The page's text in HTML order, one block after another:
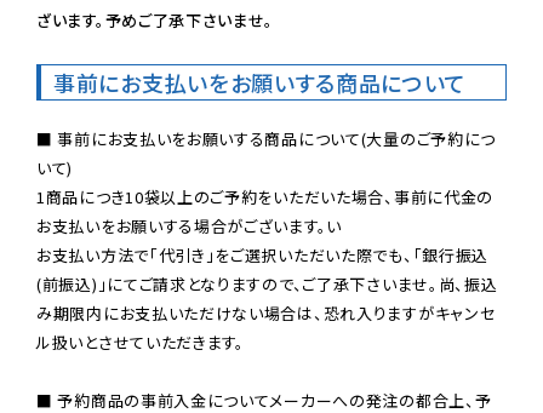
ざいます。予めご了承下さいませ。
事前にお支払いをお願いする商品について
■ 事前にお支払いをお願いする商品について(大量のご予約につ
いて)
1商品につき10袋以上のご予約をいただいた場合、事前に代金の
お支払いをお願いする場合がございます。い
お支払い方法で「代引き」をご選択いただいた際でも、「銀行振込
(前振込)」にてご請求となりますので、ご了承下さいませ。尚、振込
み期限内にお支払いただけない場合は、恐れ入りますがキャンセ
ル扱いとさせていただきます。
■ 予約商品の事前入金についてメーカーへの発注の都合上、予